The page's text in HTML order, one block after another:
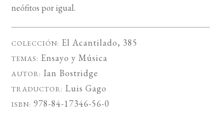
neófitos por igual.
COLECCIÓN: El Acantilado, 385
TEMAS: Ensayo y Música
AUTOR: Ian Bostridge
TRADUCTOR: Luis Gago
ISBN: 978-84-17346-56-0